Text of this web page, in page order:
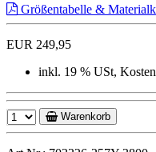
Größentabelle &
EUR 249,95
inkl. 19 % USt,
Warenkorb